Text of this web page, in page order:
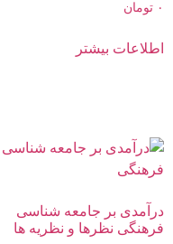
۰ تومان
اطلاعات بیشتر
درآمدی بر جامعه‌ شناسی
فرهنگی نظرها و نظریه‌ ها